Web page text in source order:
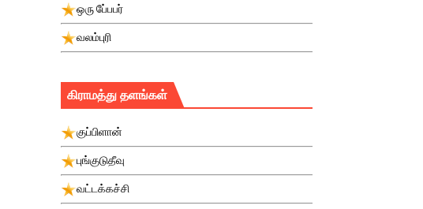
ஒரு பே்பபர்
வலம்புரி
கிராமத்து தளங்கள்
குப்பிளான்
புங்குடுதீவு
வட்டக்கச்சி